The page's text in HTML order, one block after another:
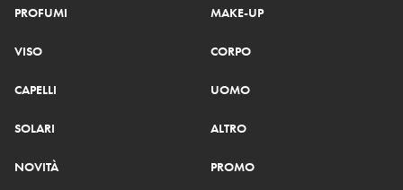
PROFUMI MAKE-UP
VISO CORPO
CAPELLI UOMO
SOLARI ALTRO
NOVITÀ PROMO